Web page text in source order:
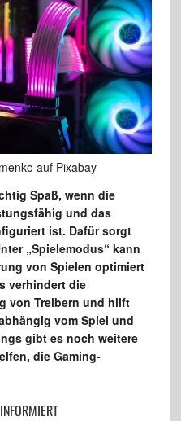
auf Pixabay
Spaß, wenn die
und das
ist. Dafür sorgt
„Spielemodus“ kann
von Spielen optimiert
verhindert die
von Treibern und hilft
vom Spiel und
gibt es noch weitere
die Gaming-